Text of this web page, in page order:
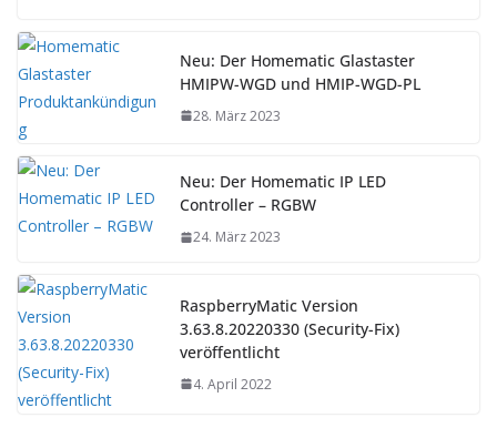
Neu: Der Homematic Glastaster
HMIPW-WGD und HMIP-WGD-PL
28. März 2023
Neu: Der Homematic IP LED
Controller – RGBW
24. März 2023
RaspberryMatic Version
3.63.8.20220330 (Security-Fix)
veröffentlicht
4. April 2022